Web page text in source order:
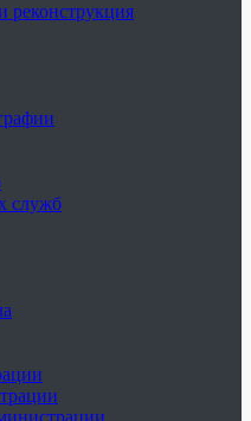
реконструкция
служб